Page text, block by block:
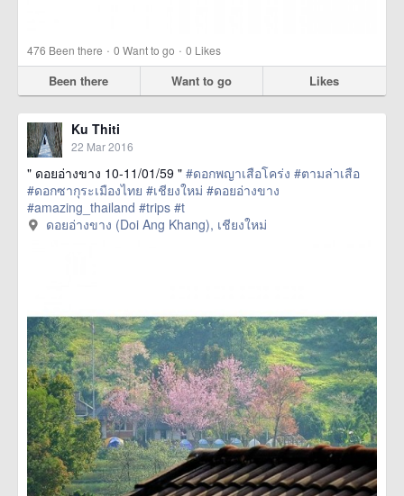
476 Been there · 0 Want to go · 0 Likes
Been there Want to go Likes
Ku Thiti
22 Mar 2016
" ดอยอ่างขาง 10-11/01/59 " #ดอกพญาเสือโคร่ง #ตามล่าเสือ
#ดอกซากุระเมืองไทย #เชียงใหม่ #ดอยอ่างขาง
#amazing_thailand #trips #t
href=https://m.thetrippacker.com/en/image/ดอยอ่าง
ดอยอ่างขาง (Doi Ang Khang), เชียงใหม่